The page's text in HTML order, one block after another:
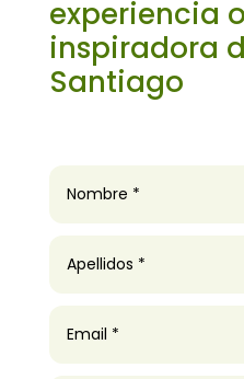
experiencia
inspiradora
Santiago